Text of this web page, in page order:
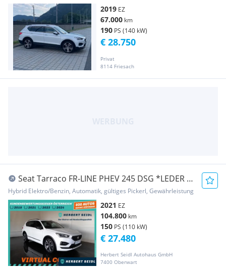
2019 EZ
67.000 km
190 PS (140 kW)
Privat
8114 Friesach
€ 28.750
Seat Tarraco FR-LINE PHEV 245 DSG *LEDER /
SKY / DCC...
Hybrid Elektro/Benzin, Automatik, gültiges Pickerl, Gewährleistung
2021 EZ
104.800 km
150 PS (110 kW)
Herbert Seidl Autohaus GmbH
7400 Oberwart
€ 27.480